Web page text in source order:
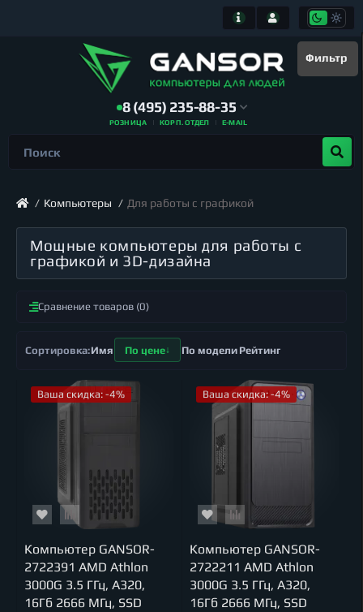
Фильтр
8 (495) 235-88-35
РОЗНИЦА КОРП. ОТДЕЛ E-MAIL
Компьютеры Для работы с графикой
Мощные компьютеры для работы с
графикой и 3D-дизайна
Сравнение товаров (0)
Имя По цене По модели Рейтинг
Ваша скидка: -4%
Компьютер GANSOR-
2722391 AMD Athlon
3000G 3.5 ГГц, A320,
16Гб 2666 МГц, SSD
Ваша скидка: -4%
Компьютер GANSOR-
2722211 AMD Athlon
3000G 3.5 ГГц, A320,
16Гб 2666 МГц, SSD